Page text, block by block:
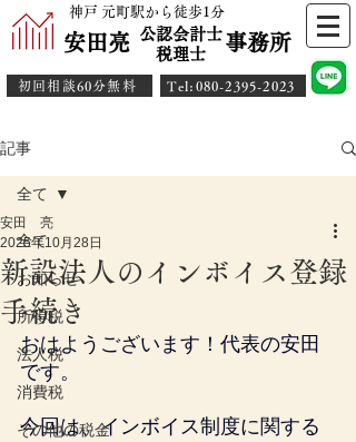
神戸 元町駅から徒歩1分
安田亮 事務所
公認会計士
​税理士
初回相談60分無料 ​Tel:080-2395-2023
記事
全て
お知らせ
所得税
法人税
消費税
その他の税金
全て
新設法人のインボイス登録
手続き
安田 亮
2025年10月28日
おはようございます！代表の安田
です。
今回は、インボイス制度に関する